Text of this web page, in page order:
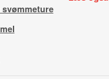
svømmeture